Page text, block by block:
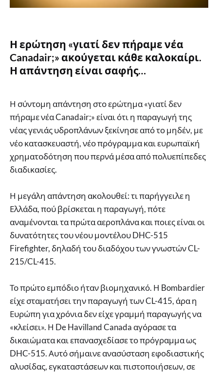
Η ερώτηση «γιατί δεν πήραμε νέα
Canadair;» ακούγεται κάθε καλοκαίρι.
Η απάντηση είναι σαφής…
Η σύντομη απάντηση στο ερώτημα «γιατί δεν
πήραμε νέα Canadair;» είναι ότι η παραγωγή της
νέας γενιάς υδροπλάνων ξεκίνησε από το μηδέν, με
νέο κατασκευαστή, νέο πρόγραμμα και ευρωπαϊκή
χρηματοδότηση που περνά μέσα από πολυεπίπεδες
διαδικασίες.
Η μεγάλη απάντηση ακολουθεί: τι παρήγγειλε η
Ελλάδα, πού βρίσκεται η παραγωγή, πότε
αναμένονται τα πρώτα αεροπλάνα και ποιες είναι οι
δυνατότητες του νέου μοντέλου DHC-515
Firefighter, δηλαδή του διαδόχου των γνωστών CL-
215/CL-415.
Το πρώτο εμπόδιο ήταν βιομηχανικό. Η Bombardier
είχε σταματήσει την παραγωγή των CL-415, άρα η
Ευρώπη για χρόνια δεν είχε γραμμή παραγωγής να
«κλείσει». Η De Havilland Canada αγόρασε τα
δικαιώματα και επανασχεδίασε το πρόγραμμα ως
DHC-515. Αυτό σήμαινε ανασύσταση εφοδιαστικής
αλυσίδας, εγκαταστάσεων και πιστοποιήσεων, σε